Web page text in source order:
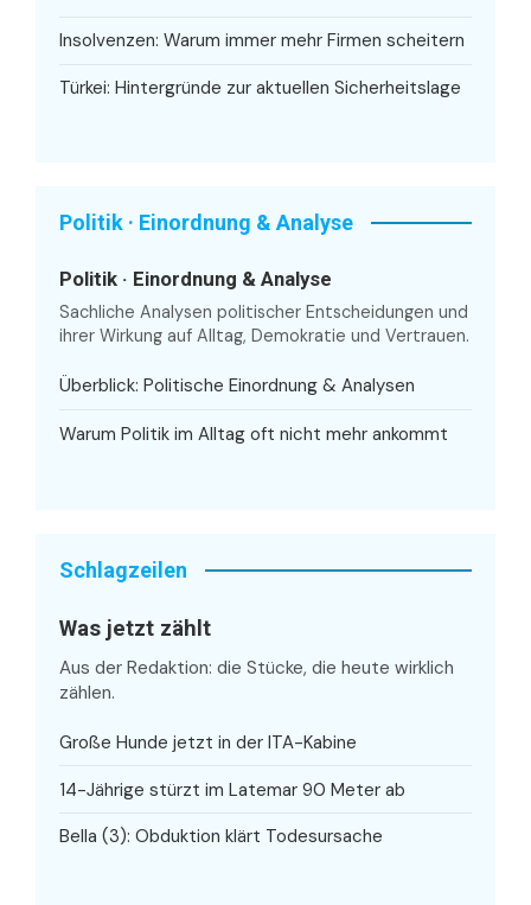
Insolvenzen: Warum immer mehr Firmen scheitern
Türkei: Hintergründe zur aktuellen Sicherheitslage
Politik · Einordnung & Analyse
Politik · Einordnung & Analyse
Sachliche Analysen politischer Entscheidungen und
ihrer Wirkung auf Alltag, Demokratie und Vertrauen.
Überblick: Politische Einordnung & Analysen
Warum Politik im Alltag oft nicht mehr ankommt
Schlagzeilen
Was jetzt zählt
Aus der Redaktion: die Stücke, die heute wirklich
zählen.
Große Hunde jetzt in der ITA-Kabine
14-Jährige stürzt im Latemar 90 Meter ab
Bella (3): Obduktion klärt Todesursache